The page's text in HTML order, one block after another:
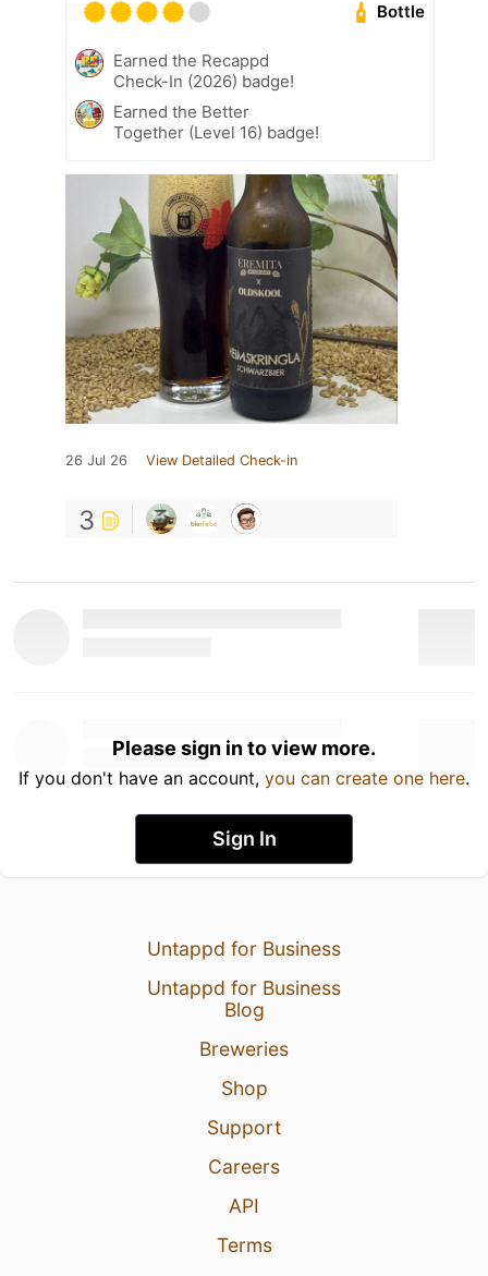
Bottle
Earned the Recappd
Check-In (2026) badge!
Earned the Better
Together (Level 16) badge!
26 Jul 26 View Detailed Check-in
3
Please sign in to view more.
If you don't have an account, you can create one here.
Sign In
Untappd for Business
Untappd for Business
Blog
Breweries
Shop
Support
Careers
API
Terms